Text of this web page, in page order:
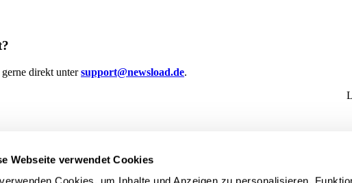
Webseite verwendet Cookies
direkt untersupport@newsload.de.